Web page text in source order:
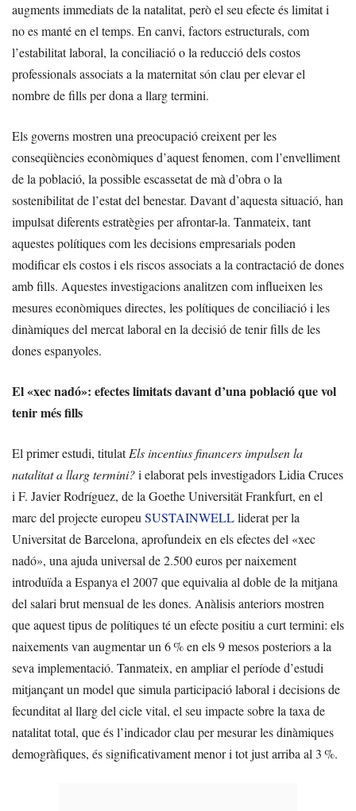
augments immediats de la natalitat, però el seu efecte és limitat i
no es manté en el temps. En canvi, factors estructurals, com
l’estabilitat laboral, la conciliació o la reducció dels costos
professionals associats a la maternitat són clau per elevar el
nombre de fills per dona a llarg termini.
Els governs mostren una preocupació creixent per les
conseqüències econòmiques d’aquest fenomen, com l’envelliment
de la població, la possible escassetat de mà d’obra o la
sostenibilitat de l’estat del benestar. Davant d’aquesta situació, han
impulsat diferents estratègies per afrontar-la. Tanmateix, tant
aquestes polítiques com les decisions empresarials poden
modificar els costos i els riscos associats a la contractació de dones
amb fills. Aquestes investigacions analitzen com influeixen les
mesures econòmiques directes, les polítiques de conciliació i les
dinàmiques del mercat laboral en la decisió de tenir fills de les
dones espanyoles.
El «xec nadó»: efectes limitats davant d’una població que vol
tenir més fills
El primer estudi, titulatEls incentius financers impulsen la
natalitat a llarg termini?i elaborat pels investigadors Lidia Cruces
i F. Javier Rodríguez, de la Goethe Universität Frankfurt, en el
marc del projecte europeu SUSTAINWELLliderat per la
Universitat de Barcelona, aprofundeix en els efectes del «xec
nadó», una ajuda universal de 2.500 euros per naixement
introduïda a Espanya el 2007 que equivalia al doble de la mitjana
del salari brut mensual de les dones. Anàlisis anteriors mostren
que aquest tipus de polítiques té un efecte positiu a curt termini: els
naixements van augmentar un 6 % en els 9 mesos posteriors a la
seva implementació. Tanmateix, en ampliar el període d’estudi
mitjançant un model que simula participació laboral i decisions de
fecunditat al llarg del cicle vital, el seu impacte sobre la taxa de
natalitat total, que és l’indicador clau per mesurar les dinàmiques
demogràfiques, és significativament menor i tot just arriba al 3 %.